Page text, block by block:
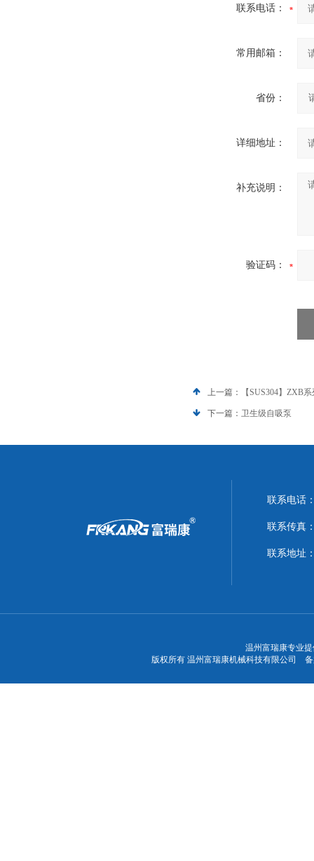
联系电话：
常用邮箱：
省份：
详细地址：
补充说明：
验证码：
上一篇： 【SUS304】ZXB
下一篇： 卫生级自吸泵
联系电话
联系传真
联系地址
温州富瑞康专业
版权所有 温州富瑞康机械科技有限公司